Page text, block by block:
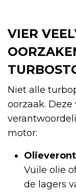
VIER
Niet alle
oorzaak.
motor:
Vuile olie
de lagers